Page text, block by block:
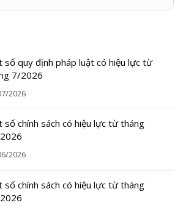
số quy định pháp luật có hiệu lực từ
7/2026
2026
số chính sách có hiệu lực từ tháng
2026
số chính sách có hiệu lực từ tháng